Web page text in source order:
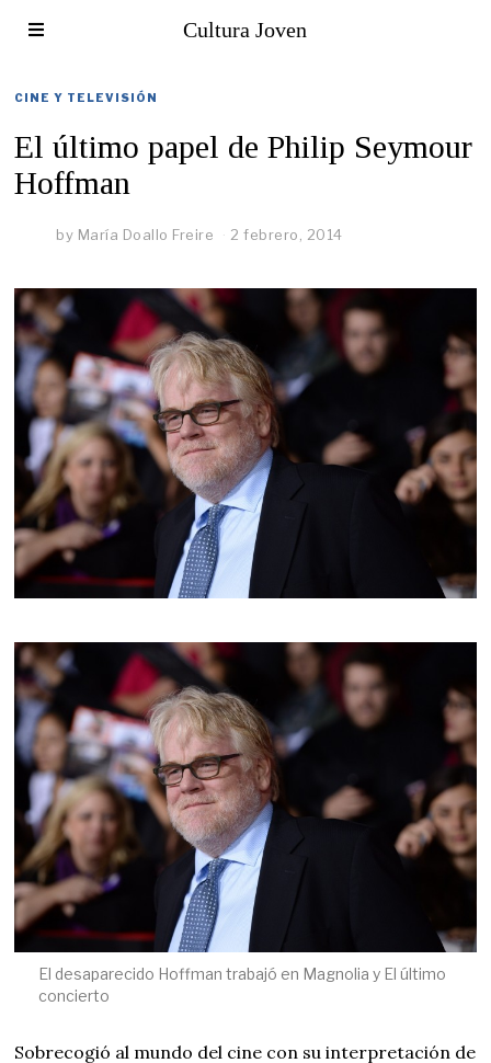
Cultura Joven
CINE Y TELEVISIÓN
El último papel de Philip Seymour
Hoffman
by María Doallo Freire 2 febrero, 2014
El desaparecido Hoffman trabajó en Magnolia y El último
concierto
Sobrecogió al mundo del cine con su interpretación de